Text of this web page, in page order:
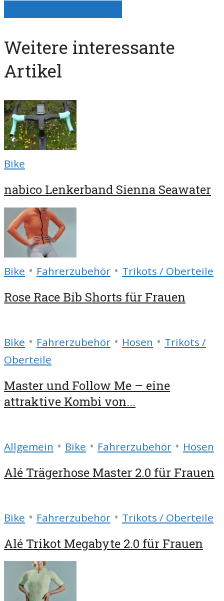
Weitere interessante
Artikel
Bike
nabico Lenkerband Sienna Seawater
Bike • Fahrerzubehör • Trikots / Oberteile
Rose Race Bib Shorts für Frauen
Bike • Fahrerzubehör • Hosen • Trikots /
Oberteile
Master und Follow Me – eine
attraktive Kombi von...
Allgemein • Bike • Fahrerzubehör • Hosen
Alé Trägerhose Master 2.0 für Frauen
Bike • Fahrerzubehör • Trikots / Oberteile
Alé Trikot Megabyte 2.0 für Frauen